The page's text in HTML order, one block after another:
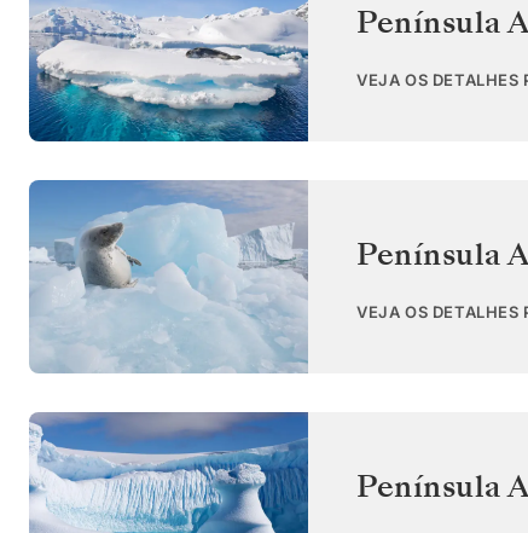
Península
VEJA OS DETALHES
Península
VEJA OS DETALHES
Península